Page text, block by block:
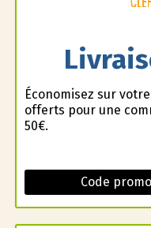
Économisez sur
offerts pour une
50€.
Code